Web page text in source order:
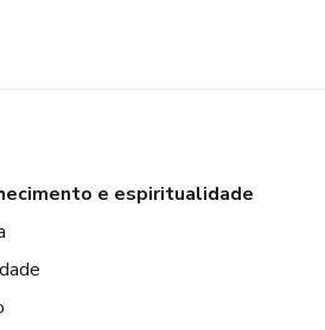
e espiritualidade